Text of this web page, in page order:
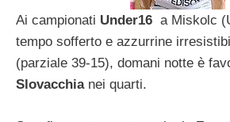
Ai campionati Under16 a Miskolc
tempo sofferto e azzurrine
(parziale 39-15), domani notte è
Slovacchianei quarti.